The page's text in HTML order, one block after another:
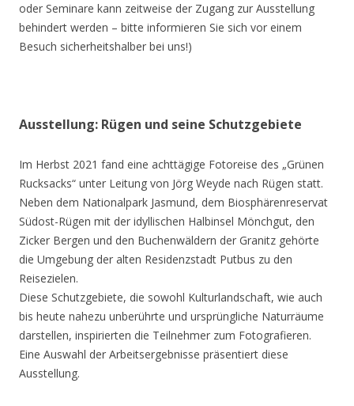
oder Seminare kann zeitweise der Zugang zur Ausstellung
behindert werden – bitte informieren Sie sich vor einem
Besuch sicherheitshalber bei uns!)
Ausstellung: Rügen und seine Schutzgebiete
Im Herbst 2021 fand eine achttägige Fotoreise des „Grünen
Rucksacks“ unter Leitung von Jörg Weyde nach Rügen statt.
Neben dem Nationalpark Jasmund, dem Biosphärenreservat
Südost-Rügen mit der idyllischen Halbinsel Mönchgut, den
Zicker Bergen und den Buchenwäldern der Granitz gehörte
die Umgebung der alten Residenzstadt Putbus zu den
Reisezielen.
Diese Schutzgebiete, die sowohl Kulturlandschaft, wie auch
bis heute nahezu unberührte und ursprüngliche Naturräume
darstellen, inspirierten die Teilnehmer zum Fotografieren.
Eine Auswahl der Arbeitsergebnisse präsentiert diese
Ausstellung.